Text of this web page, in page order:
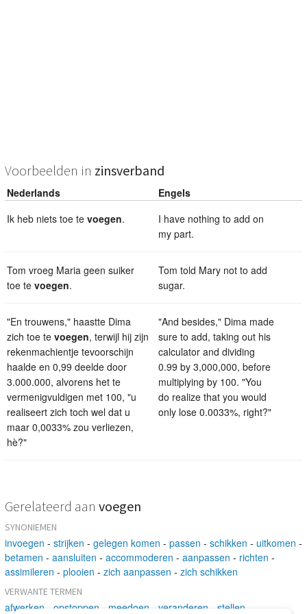
Voorbeelden in zinsverband
Nederlands
Engels
Ik heb niets toe te voegen.
I have nothing to add on
my part.
Tom vroeg Maria geen suiker
toe te voegen.
Tom told Mary not to add
sugar.
"En trouwens," haastte Dima
zich toe te voegen, terwijl hij zijn
rekenmachientje tevoorschijn
haalde en 0,99 deelde door
3.000.000, alvorens het te
vermenigvuldigen met 100, "u
realiseert zich toch wel dat u
maar 0,0033% zou verliezen,
hè?"
"And besides," Dima made
sure to add, taking out his
calculator and dividing
0.99 by 3,000,000, before
multiplying by 100. "You
do realize that you would
only lose 0.0033%, right?"
Gerelateerd aan voegen
SYNONIEMEN
invoegen - strijken - gelegen komen - passen - schikken - uitkomen -
betamen - aansluiten - accommoderen - aanpassen - richten -
assimileren - plooien - zich aanpassen - zich schikken
VERWANTE TERMEN
afwerken opstoppen meedoen veranderen stellen